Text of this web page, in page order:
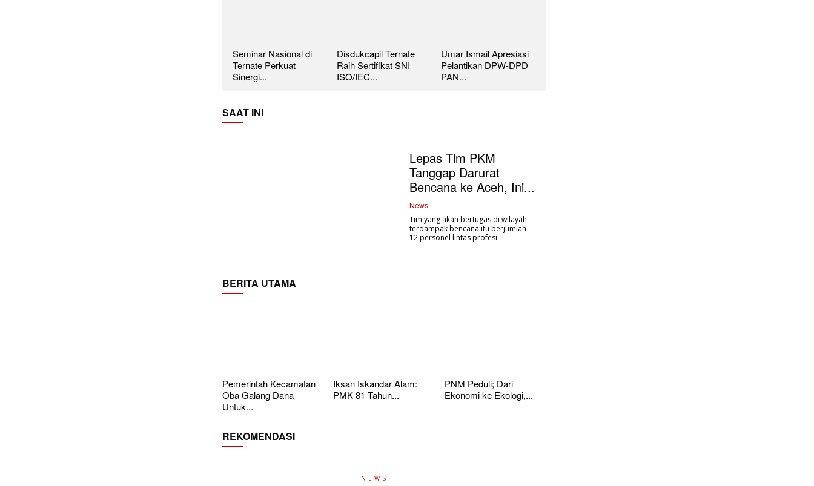
Seminar Nasional di
Ternate Perkuat
Sinergi...
Disdukcapil Ternate
Raih Sertifikat SNI
ISO/IEC...
Umar Ismail Apresiasi
Pelantikan DPW-DPD
PAN...
SAAT INI
Lepas Tim PKM
Tanggap Darurat
Bencana ke Aceh, Ini...
News
Tim yang akan bertugas di wilayah
terdampak bencana itu berjumlah
12 personel lintas profesi.
BERITA UTAMA
Pemerintah Kecamatan
Oba Galang Dana
Untuk...
Iksan Iskandar Alam:
PMK 81 Tahun...
PNM Peduli; Dari
Ekonomi ke Ekologi,...
REKOMENDASI
NEWS